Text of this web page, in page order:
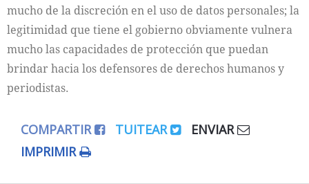
mucho de la discreción en el uso de datos personales; la
legitimidad que tiene el gobierno obviamente vulnera
mucho las capacidades de protección que puedan
brindar hacia los defensores de derechos humanos y
periodistas.
COMPARTIR TUITEAR
ENVIAR
IMPRIMIR